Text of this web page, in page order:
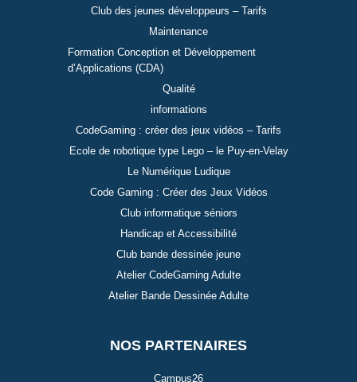
Club des jeunes développeurs – Tarifs
Maintenance
Formation Conception et Développement
d’Applications (CDA)
Qualité
informations
CodeGaming : créer des jeux vidéos – Tarifs
Ecole de robotique type Lego – le Puy-en-Velay
Le Numérique Ludique
Code Gaming : Créer des Jeux Vidéos
Club informatique séniors
Handicap et Accessibilité
Club bande dessinée jeune
Atelier CodeGaming Adulte
Atelier Bande Dessinée Adulte
NOS PARTENAIRES
Campus26